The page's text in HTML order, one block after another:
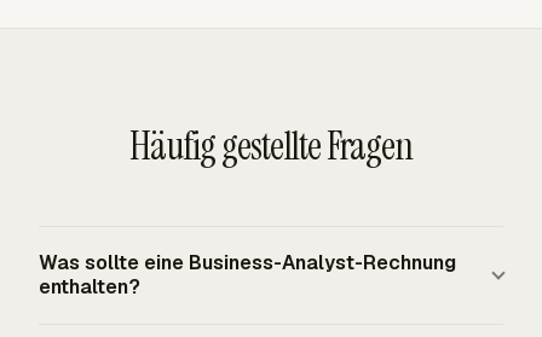
Häufig gestellte Fragen
Was sollte eine Business-Analyst-Rechnung
enthalten?